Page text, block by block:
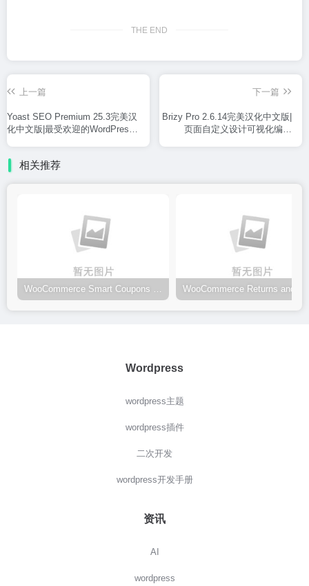
THE END
上一篇
Yoast SEO Premium 25.3完美汉
化中文版|最受欢迎的WordPress
下一篇
Brizy Pro 2.6.14完美汉化中文版|
页面自定义设计可视化编辑
相关推荐
WooCommerce Smart Coupons 9.39.0完美汉化中文版|WooCommerce优惠券自定义设计WordPress插件
Wordpress
wordpress主题
wordpress插件
二次开发
wordpress开发手册
资讯
AI
wordpress